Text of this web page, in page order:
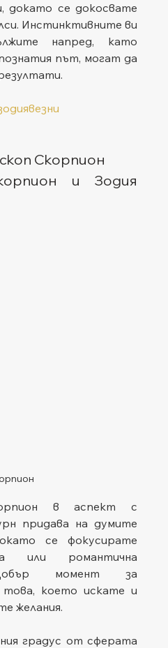
докато се докосвате
Инстинктивните ви
напред, като
път, могат да
Скорпион
и Зодия
в аспект с
придава на думите
се фокусирате
или романтична
момент за
това, което искате и
желания.
градус от сферата